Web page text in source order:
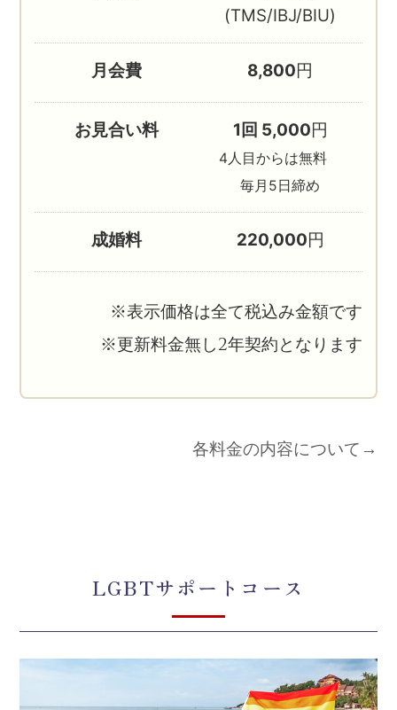
(TMS/IBJ/BIU)
月会費 8,800円
お見合い料 1回 5,000円
4人目からは無料
毎月5日締め
成婚料 220,000円
※表示価格は全て税込み金額です
※更新料金無し2年契約となります
各料金の内容について→
LGBTサポートコース